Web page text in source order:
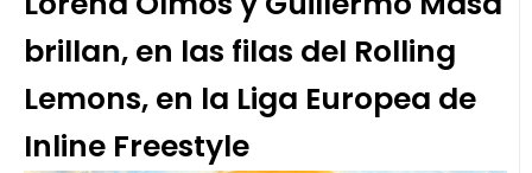
brillan, en las filas del Rolling
Lemons, en la Liga Europea de
Inline Freestyle